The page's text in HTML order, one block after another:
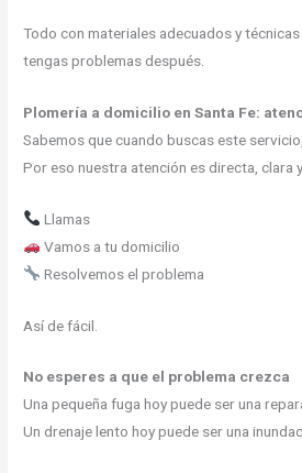
Todo con materiales adecuados y
tengas problemas después.
Plomería a domicilio en Santa Fe:
Sabemos que cuando buscas este servicio,
Por eso nuestra atención es directa, clara
Llamas
Vamos a tu domicilio
Resolvemos el problema
Así de fácil.
No esperes a que el problema crezca
Una pequeña fuga hoy puede ser una
Un drenaje lento hoy puede ser una